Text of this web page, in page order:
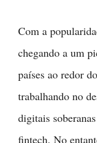
Com a
chegando a um
países ao redor
trabalhando no
digitais
fintech. No